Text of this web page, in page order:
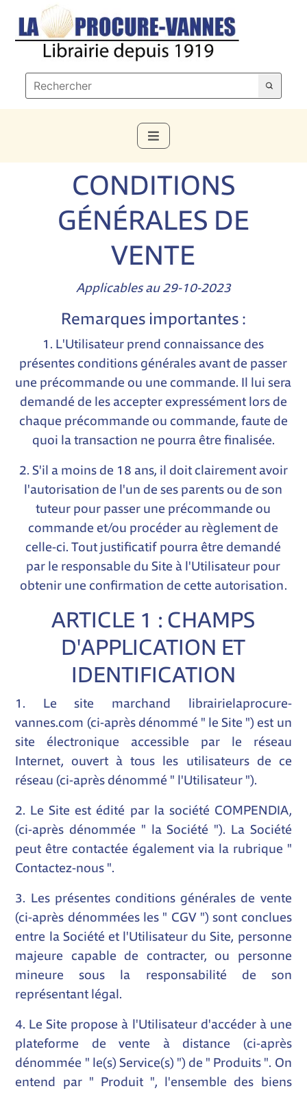
CONDITIONS
GÉNÉRALES DE
VENTE
Applicables au 29-10-2023
Remarques importantes :
1. L'Utilisateur prend connaissance des
présentes conditions générales avant de passer
une précommande ou une commande. Il lui sera
demandé de les accepter expressément lors de
chaque précommande ou commande, faute de
quoi la transaction ne pourra être finalisée.
2. S'il a moins de 18 ans, il doit clairement avoir
l'autorisation de l'un de ses parents ou de son
tuteur pour passer une précommande ou
commande et/ou procéder au règlement de
celle-ci. Tout justificatif pourra être demandé
par le responsable du Site à l'Utilisateur pour
obtenir une confirmation de cette autorisation.
ARTICLE 1 : CHAMPS
D'APPLICATION ET
IDENTIFICATION
1. Le site marchand
librairielaprocure-
vannes.com (ci-après dénommé " le Site ") est un
site électronique accessible par le réseau
Internet, ouvert à tous les utilisateurs de ce
réseau (ci-après dénommé " l'Utilisateur ").
2. Le Site est édité par la société COMPENDIA,
(ci-après dénommée " la Société "). La Société
peut être contactée également via la rubrique "
Contactez-nous ".
3. Les présentes conditions générales de vente
(ci-après dénommées les " CGV ") sont conclues
entre la Société et l'Utilisateur du Site, personne
majeure capable de contracter, ou personne
mineure sous la responsabilité de son
représentant légal.
4. Le Site propose à l'Utilisateur d'accéder à une
plateforme de vente à distance (ci-après
dénommée " le(s) Service(s) ") de " Produits ". On
entend par " Produit ", l'ensemble des biens